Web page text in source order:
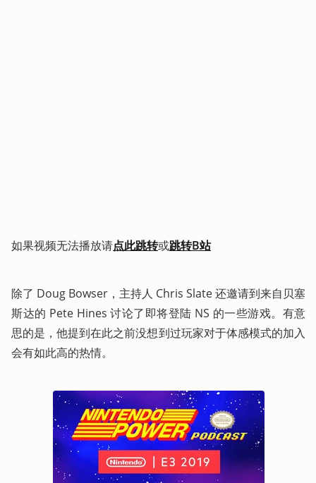
如果视频无法播放请点此跳转或跳转B站
除了 Doug Bowser，主持人 Chris Slate 还邀请到来自贝塞
斯达的 Pete Hines 讨论了即将登陆 NS 的一些游戏。有意
思的是，他提到在此之前没想到过玩家对于体感模式的加入
会有如此高的热情。